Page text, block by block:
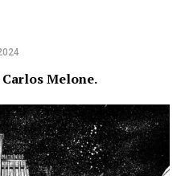
Melone.